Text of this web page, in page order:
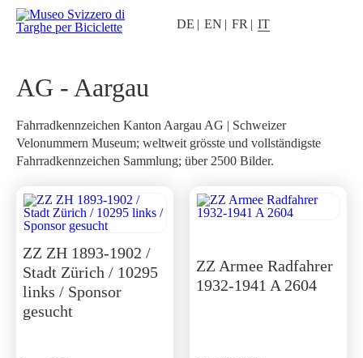
DE EN FR IT
AG - Aargau
Fahrradkennzeichen Kanton Aargau AG | Schweizer
Velonummern Museum; weltweit grösste und vollständigste
Fahrradkennzeichen Sammlung; über 2500 Bilder.
ZZ ZH 1893-1902 /
Stadt Zürich / 10295
links / Sponsor
gesucht
ZZ Armee Radfahrer
1932-1941 A 2604